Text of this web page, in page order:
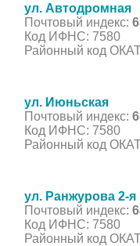
ул. Автодромная
Почтовый индекс:
Код ИФНС: 7580
Районный код
ул. Июньская
Почтовый индекс:
Код ИФНС: 7580
Районный код
ул. Ранжурова 2-я
Почтовый индекс:
Код ИФНС: 7580
Районный код